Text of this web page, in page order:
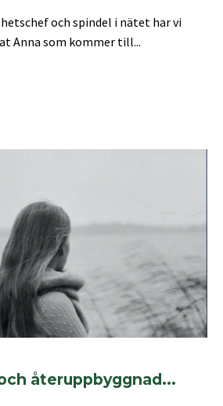
och spindel i nätet har vi
Anna som kommer till...
återuppbyggnad...